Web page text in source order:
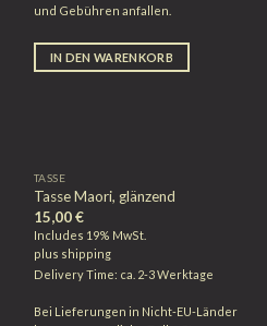
und Gebühren anfallen.
IN DEN WARENKORB
TASSE
Tasse Maori, glänzend
15,00€
Includes 19% MwSt.
plus shipping
Delivery Time: ca. 2-3 Werktage
Bei Lieferungen in Nicht-EU-Länder